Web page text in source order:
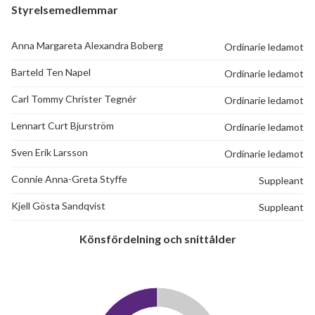
Styrelsemedlemmar
Anna Margareta Alexandra Boberg Ordinarie ledamot
Barteld Ten Napel Ordinarie ledamot
Carl Tommy Christer Tegnér Ordinarie ledamot
Lennart Curt Bjurström Ordinarie ledamot
Sven Erik Larsson Ordinarie ledamot
Connie Anna-Greta Styffe Suppleant
Kjell Gösta Sandqvist Suppleant
Könsfördelning och snittålder